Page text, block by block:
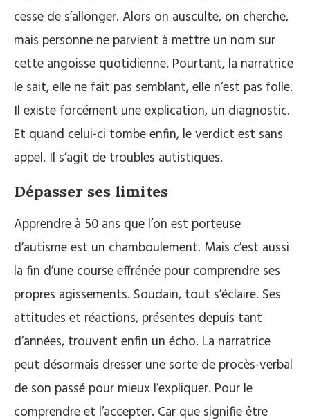
cesse de s’allonger. Alors on ausculte, on cherche,
mais personne ne parvient à mettre un nom sur
cette angoisse quotidienne. Pourtant, la narratrice
le sait, elle ne fait pas semblant, elle n’est pas folle.
Il existe forcément une explication, un diagnostic.
Et quand celui-ci tombe enfin, le verdict est sans
appel. Il s’agit de troubles autistiques.
Dépasser ses limites
Apprendre à 50 ans que l’on est porteuse
d’autisme est un chamboulement. Mais c’est aussi
la fin d’une course effrénée pour comprendre ses
propres agissements. Soudain, tout s’éclaire. Ses
attitudes et réactions, présentes depuis tant
d’années, trouvent enfin un écho. La narratrice
peut désormais dresser une sorte de procès-verbal
de son passé pour mieux l’expliquer. Pour le
comprendre et l’accepter. Car que signifie être